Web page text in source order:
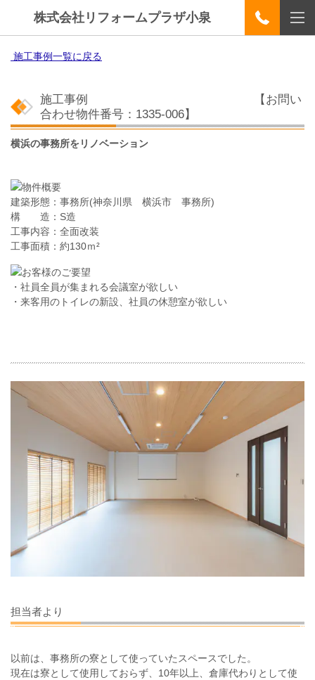
株式会社リフォームプラザ小泉
施工事例一覧に戻る
施工事例
【お問い
合わせ物件番号：1335-006】
横浜の事務所をリノベーション
建築形態：事務所(神奈川県 横浜市 事務所)
構 造：S造
工事内容：全面改装
工事面積： 約130ｍ²
・社員全員が集まれる会議室が欲しい
・来客用のトイレの新設、社員の休憩室が欲しい
担当者より
以前は、事務所の寮として使っていたスペースでした。
現在は寮として使用しておらず、10年以上、倉庫代わりとして使